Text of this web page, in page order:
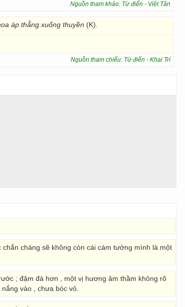
Nguồn tham khảo: Từ điển - Việt Tân
áp thẳng xuống thuyền (K)
Nguồn tham chiếu: Từ điển - Khai Trí
chàng sẽ không còn cái cám tưởng mình là một
; đậm đà hơn , một vị hương âm thầm không rõ
vào , chưa bóc vỏ.